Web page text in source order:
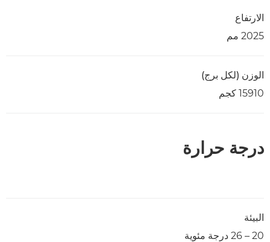
الارتفاع
2025 مم
الوزن (لكل برج)
15910 كجم
درجة حرارة
البيئة
20 – 26 درجة مئوية